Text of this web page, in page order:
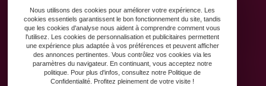
Graphisme & Design
Copywriting
Contact
Nous utilisons des cookies pour améliorer votre expérience. Les
cookies essentiels garantissent le bon fonctionnement du site, tandis
que les cookies d'analyse nous aident à comprendre comment vous
l'utilisez. Les cookies de personnalisation et publicitaires permettent
une expérience plus adaptée à vos préférences et peuvent afficher
des annonces pertinentes. Vous contrôlez vos cookies via les
paramètres du navigateur. En continuant, vous acceptez notre
politique. Pour plus d'infos, consultez notre Politique de
Confidentialité. Profitez pleinement de votre visite !